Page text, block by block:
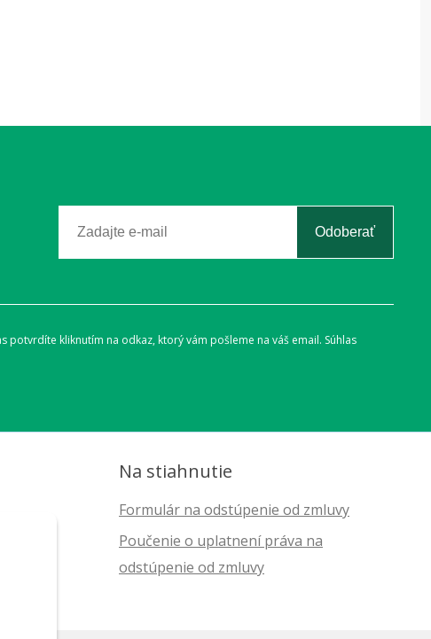
Odoberať
kliknutím na odkaz, ktorý vám pošleme na váš email. Súhlas
Na stiahnutie
Formulár na odstúpenie od zmluvy
Poučenie o uplatnení práva na
odstúpenie od zmluvy